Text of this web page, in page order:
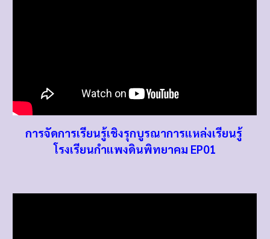
การจัดการเรียนรู้เชิงรุกบูรณาการแหล่งเรียนรู้
โรงเรียนกำแพงดินพิทยาคม EP01